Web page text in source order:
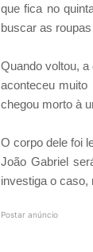
que fica no
buscar as
Quando voltou,
aconteceu
chegou morto à
O corpo dele foi
João Gabriel
investiga o caso,
Postar anúncio